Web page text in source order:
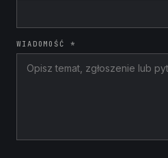
WIADOMOŚĆ *